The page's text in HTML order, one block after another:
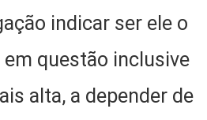
indicar ser ele o
questão inclusive
alta, a depender de